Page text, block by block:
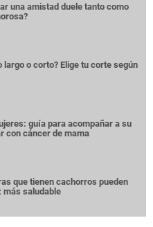
una amistad duele tanto como
largo o corto? Elige tu corte según
guía para acompañar a su
con cáncer de mama
que tienen cachorros pueden
más saludable